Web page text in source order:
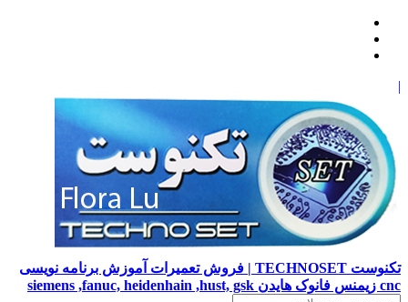
|
تکنوست TECHNOSET | فروش تعمیرات آموزش برنامه نویسی
cnc زیمنس فانوک هایدن siemens ,fanuc, heidenhain ,hust, gsk